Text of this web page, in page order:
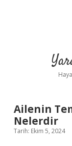
Ailenin
Nelerdir
Tarih: Ekim 5, 2024